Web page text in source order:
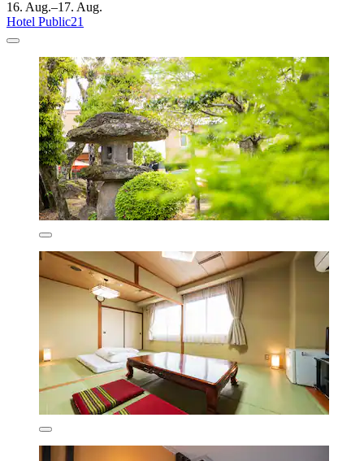
16. Aug.–17. Aug.
Hotel Public21